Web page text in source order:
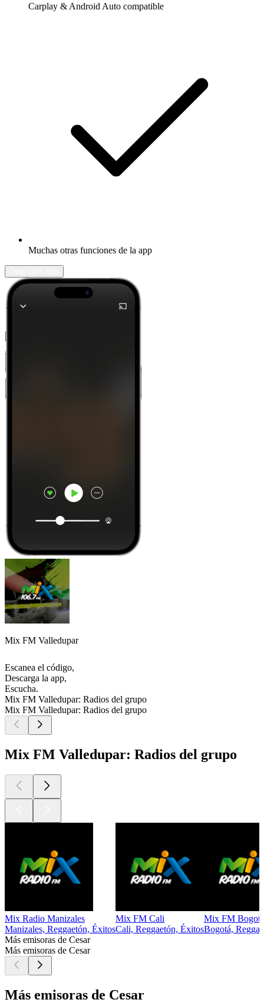
Carplay & Android Auto compatible
Muchas otras funciones de la app
Mix FM Valledupar
Escanea el código,
Descarga la app,
Escucha.
Mix FM Valledupar: Radios del grupo
Mix FM Valledupar: Radios del grupo
Mix FM Valledupar: Radios del grupo
Mix Radio Manizales
Manizales, Reggaetón, Éxitos
Mix FM Cali
Cali, Reggaetón, Éxitos
Mix FM Bogotá
Bogotá,
Más emisoras de Cesar
Más emisoras de Cesar
Más emisoras de Cesar